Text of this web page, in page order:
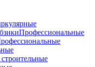
Профессиональные